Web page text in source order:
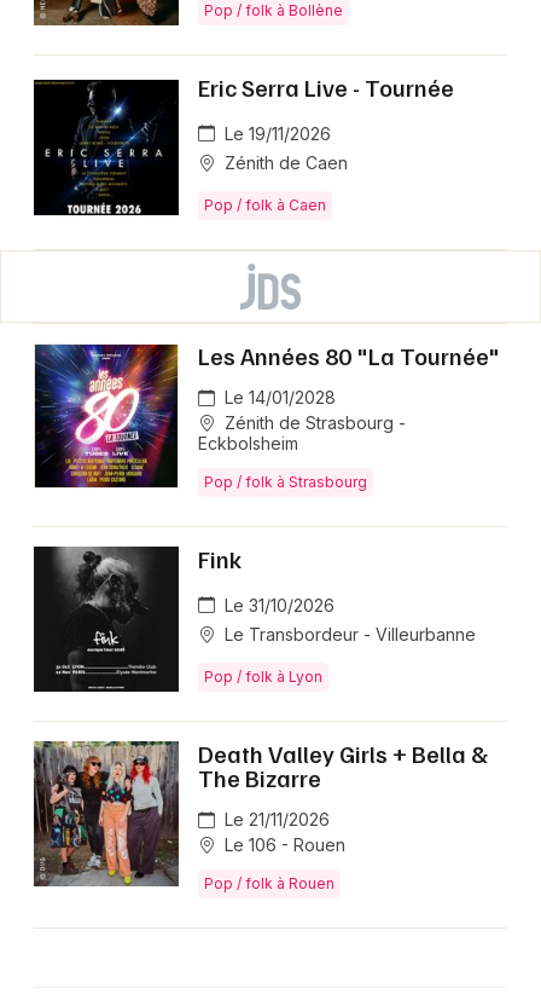
Pop / folk à Bollène
Eric Serra Live - Tournée
Le 19/11/2026
Zénith de Caen
Pop / folk à Caen
Les Années 80 "La Tournée"
Le 14/01/2028
Zénith de Strasbourg -
Eckbolsheim
Pop / folk à Strasbourg
Fink
Le 31/10/2026
Le Transbordeur - Villeurbanne
Pop / folk à Lyon
Death Valley Girls + Bella &
The Bizarre
Le 21/11/2026
Le 106 - Rouen
Pop / folk à Rouen